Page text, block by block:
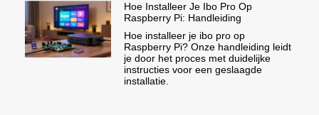
Hoe Installeer Je Ibo Pro Op
Raspberry Pi: Handleiding
Hoe installeer je ibo pro op
Raspberry Pi? Onze handleiding leidt
je door het proces met duidelijke
instructies voor een geslaagde
installatie.